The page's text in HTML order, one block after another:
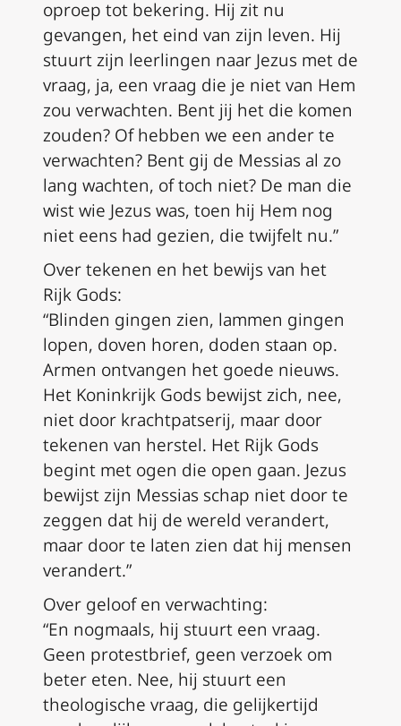
oproep tot bekering. Hij zit nu
gevangen, het eind van zijn leven. Hij
stuurt zijn leerlingen naar Jezus met de
vraag, ja, een vraag die je niet van Hem
zou verwachten. Bent jij het die komen
zouden? Of hebben we een ander te
verwachten? Bent gij de Messias al zo
lang wachten, of toch niet? De man die
wist wie Jezus was, toen hij Hem nog
niet eens had gezien, die twijfelt nu.”
Over tekenen en het bewijs van het
Rijk Gods:
“Blinden gingen zien, lammen gingen
lopen, doven horen, doden staan op.
Armen ontvangen het goede nieuws.
Het Koninkrijk Gods bewijst zich, nee,
niet door krachtpatserij, maar door
tekenen van herstel. Het Rijk Gods
begint met ogen die open gaan. Jezus
bewijst zijn Messias schap niet door te
zeggen dat hij de wereld verandert,
maar door te laten zien dat hij mensen
verandert.”
Over geloof en verwachting:
“En nogmaals, hij stuurt een vraag.
Geen protestbrief, geen verzoek om
beter eten. Nee, hij stuurt een
theologische vraag, die gelijkertijd